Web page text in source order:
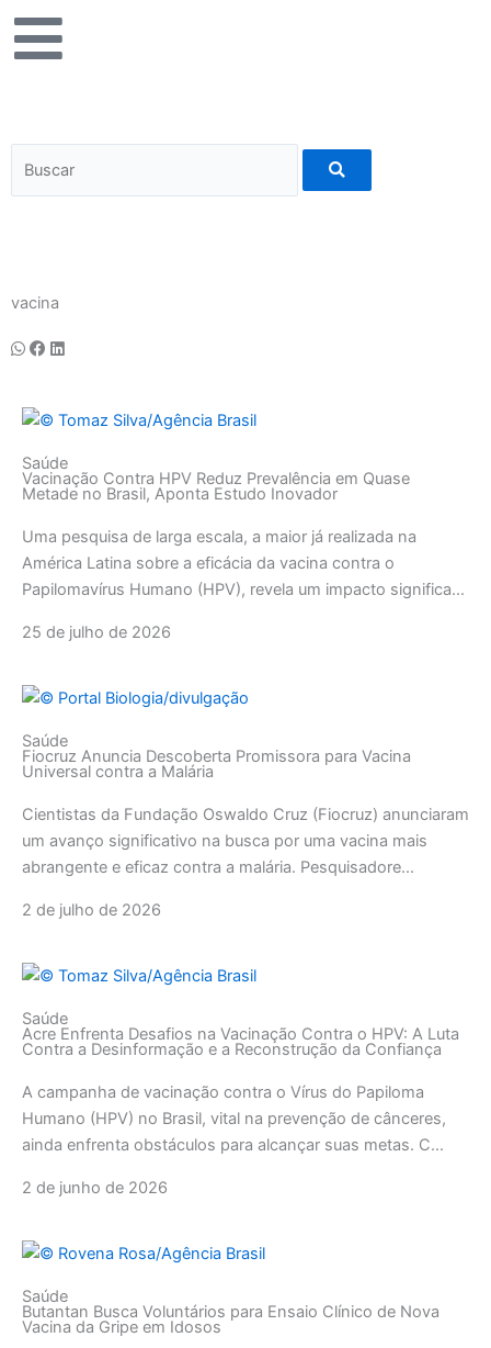
para
vacina
Saúde
Vacinação Contra HPV Reduz Prevalência em Quase
Metade no Brasil, Aponta Estudo Inovador
Uma pesquisa de larga escala, a maior já realizada na
América Latina sobre a eficácia da vacina contra o
Papilomavírus Humano (HPV), revela um impacto significa...
25 de julho de 2026
Saúde
Fiocruz Anuncia Descoberta Promissora para Vacina
Universal contra a Malária
Cientistas da Fundação Oswaldo Cruz (Fiocruz) anunciaram
um avanço significativo na busca por uma vacina mais
abrangente e eficaz contra a malária. Pesquisadore...
2 de julho de 2026
Saúde
Acre Enfrenta Desafios na Vacinação Contra o HPV: A Luta
Contra a Desinformação e a Reconstrução da Confiança
A campanha de vacinação contra o Vírus do Papiloma
Humano (HPV) no Brasil, vital na prevenção de cânceres,
ainda enfrenta obstáculos para alcançar suas metas. C...
2 de junho de 2026
Saúde
Butantan Busca Voluntários para Ensaio Clínico de Nova
Vacina da Gripe em Idosos